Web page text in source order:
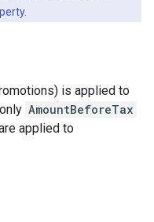
is applied to
AmountBeforeTax
applied to